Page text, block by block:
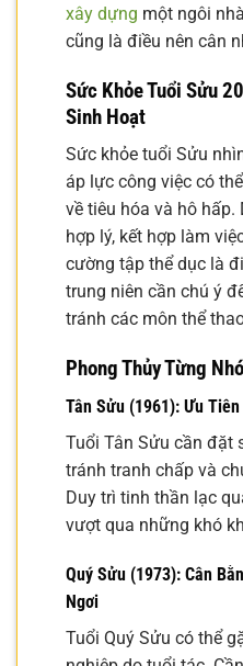
xây dựng một ngôi
cũng là điều nên cân
Sức Khỏe Tuổi Sửu
Sinh Hoạt
Sức khỏe tuổi Sửu
áp lực công việc có
về tiêu hóa và hô
hợp lý, kết hợp làm
cường tập thể dục là
trung niên cần chú ý
tránh các môn thể
Phong Thủy Từng
Tân Sửu (1961): Ưu
Tuổi Tân Sửu cần đặt
tránh tranh chấp và
Duy trì tinh thần lạc
vượt qua những khó
Quý Sửu (1973): Cân
Ngơi
Tuổi Quý Sửu có thể